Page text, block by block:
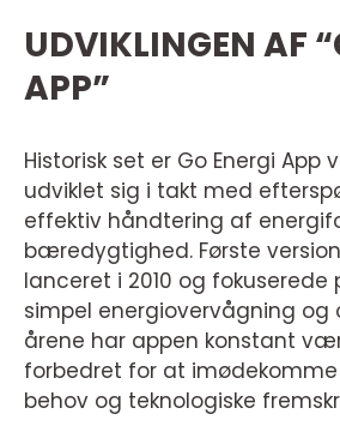
UDVIKLINGEN AF
APP”
Historisk set er Go Energi App
udviklet sig i takt med
effektiv håndtering af
bæredygtighed. Første
lanceret i 2010 og
simpel energiovervågning og
årene har appen konstant
forbedret for at
behov og teknologiske